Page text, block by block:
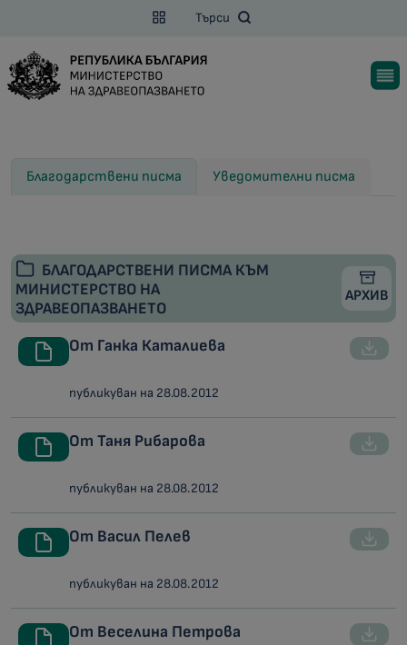
Търси
Благодарствени писма Уведомителни писма
БЛАГОДАРСТВЕНИ ПИСМА КЪМ
МИНИСТЕРСТВО НА
ЗДРАВЕОПАЗВАНЕТО
АРХИВ
От Ганка Каталиева
публикуван на 28.08.2012
От Таня Рибарова
публикуван на 28.08.2012
От Васил Пелев
публикуван на 28.08.2012
От Веселина Петрова